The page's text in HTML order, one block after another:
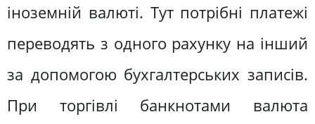
іноземній валюті. Тут потрібні платежі
переводять з одного рахунку на інший
за допомогою бухгалтерських записів.
При торгівлі банкнотами валюта